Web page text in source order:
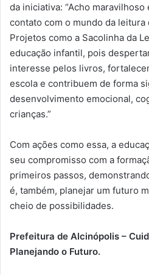
da iniciativa: “Acho
contato com o mundo da
Projetos como a Sacolinha da
educação infantil, pois
interesse pelos livros,
escola e contribuem de forma
desenvolvimento emocional,
crianças.”
Com ações como essa, a
seu compromisso com a
primeiros passos,
é, também, planejar um futuro
cheio de possibilidades.
Prefeitura de Alcinópolis –
Planejando o Futuro.